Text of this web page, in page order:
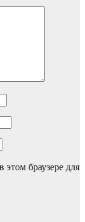
этом браузере для